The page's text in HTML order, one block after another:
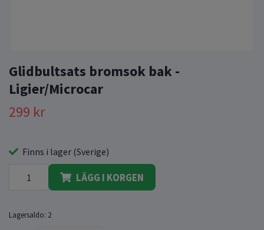
Glidbultsats bromsok bak -
Ligier/Microcar
299 kr
Finns i lager (Sverige)
LÄGG I KORGEN
Lagersaldo: 2